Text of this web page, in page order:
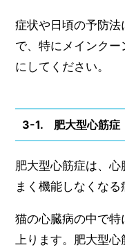
症状や日頃の予防
で、特にメインク
にしてください。
3-1. 肥大型心筋症
肥大型心筋症は、
まく機能しなくなる
猫の心臓病の中で特
上ります。肥大型